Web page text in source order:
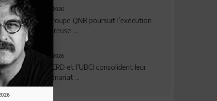
29.07.2026
Le Groupe QNB poursuit l’exécution
rigoureuse ...
24.07.2026
La BERD et l’UBCI consolident leur
partenariat ...